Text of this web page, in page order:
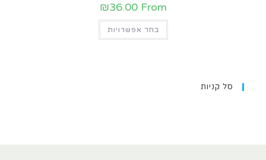
From
₪36.00
בחר אפשרויות
סל קניות